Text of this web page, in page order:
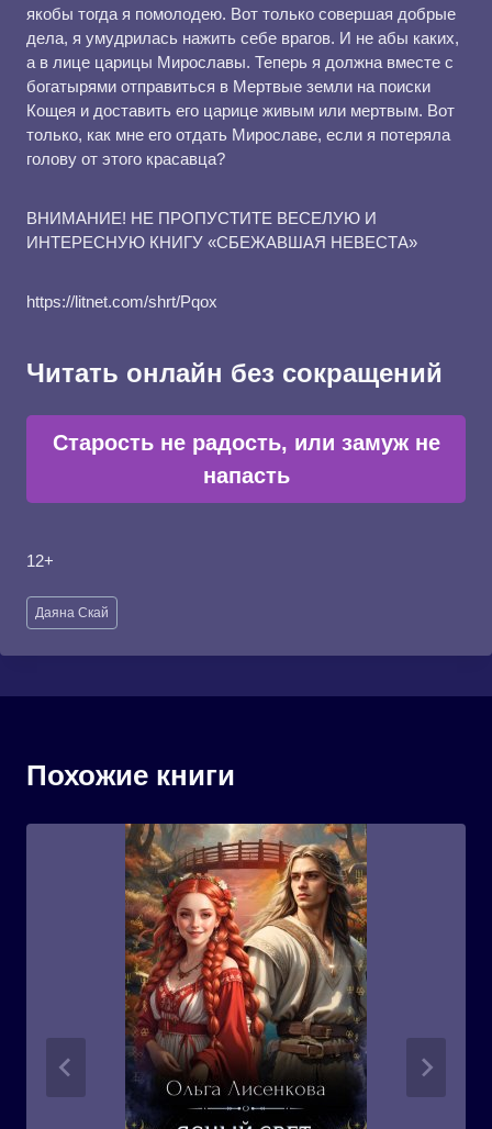
якобы тогда я помолодею. Вот только совершая добрые
дела, я умудрилась нажить себе врагов. И не абы каких,
а в лице царицы Мирославы. Теперь я должна вместе с
богатырями отправиться в Мертвые земли на поиски
Кощея и доставить его царице живым или мертвым. Вот
только, как мне его отдать Мирославе, если я потеряла
голову от этого красавца?
ВНИМАНИЕ! НЕ ПРОПУСТИТЕ ВЕСЕЛУЮ И
ИНТЕРЕСНУЮ КНИГУ «СБЕЖАВШАЯ НЕВЕСТА»
https://litnet.com/shrt/Pqox
Читать онлайн без сокращений
Старость не радость, или замуж не
напасть
12+
Метки
записи:
Даяна Скай
Похожие книги